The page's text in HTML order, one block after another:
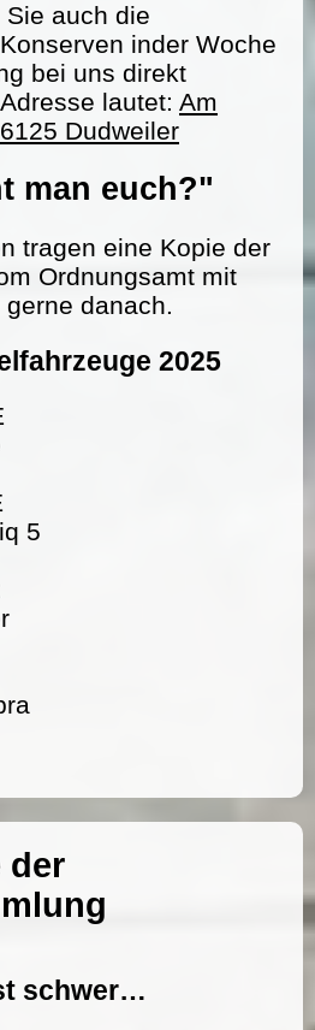
auch die
inder Woche
bei uns direkt
lautet: Am
Dudweiler
man euch?"
tragen eine Kopie der
Ordnungsamt mit
danach.
2025
5
der
schwer…